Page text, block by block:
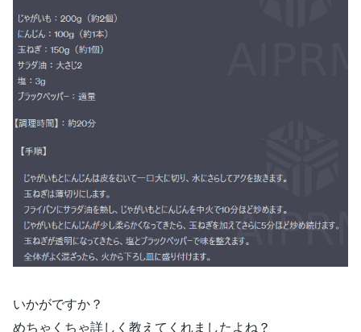
いかがですか？
めちゃくちゃ詳しく教えてくれましたよね？